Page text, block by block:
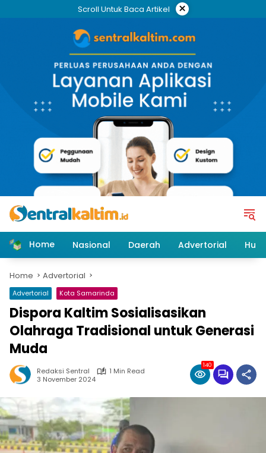
Scroll Untuk Baca Artikel ×
Home Nasional Daerah Advertorial
Home Advertorial
Advertorial Kota Samarinda
Dispora Kaltim Sosialisasikan
Olahraga Tradisional untuk Generasi
Muda
Redaksi Sentral
1 Min Read
3 November 2024
140